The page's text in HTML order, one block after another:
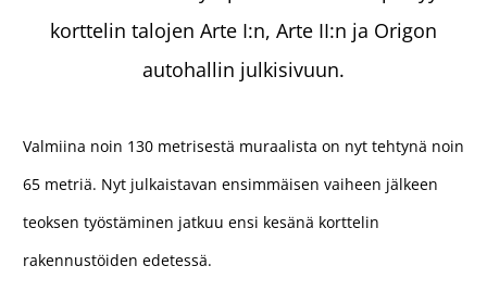
korttelin talojen Arte I:n, Arte II:n ja Origon
autohallin julkisivuun.
Valmiina noin 130 metrisestä muraalista on nyt tehtynä noin
65 metriä. Nyt julkaistavan ensimmäisen vaiheen jälkeen
teoksen työstäminen jatkuu ensi kesänä korttelin
rakennustöiden edetessä.